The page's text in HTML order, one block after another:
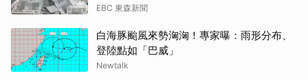
EBC 東森新聞
白海豚颱風來勢洶洶！專家曝：雨形分布、
登陸點如「巴威」
Newtalk